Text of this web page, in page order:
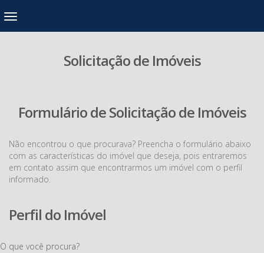
Solicitação de Imóveis
Formulário de Solicitação de Imóveis
Não encontrou o que procurava? Preencha o formulário abaixo
com as características do imóvel que deseja, pois entraremos
em contato assim que encontrarmos um imóvel com o perfil
informado.
Perfil do Imóvel
O que você procura?